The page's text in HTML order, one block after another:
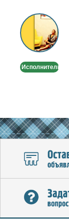
Тантрический
массаж
Исполнитель